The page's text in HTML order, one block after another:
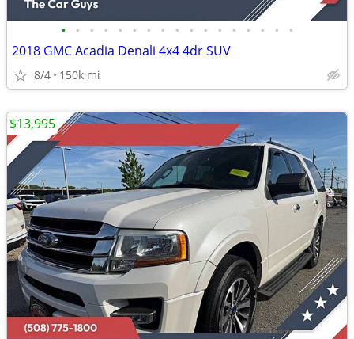
• • • • • • • • • • • • • • • • •
2018 GMC Acadia Denali 4x4 4dr SUV
8/4 150k mi
$13,995